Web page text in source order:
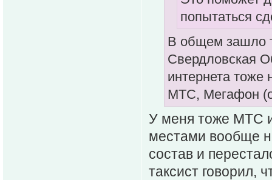
попытаться
В общем зашло
Свердловская
интернета
МТС, Мегафон
У меня тоже МТС и
местами вообще
состав и
таксист говорил,